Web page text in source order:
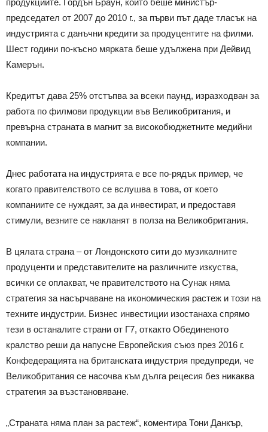
председател от 2007 до 2010 г., за първи път даде тласък на
индустрията с данъчни кредити за продуцентите на филми.
Шест години по-късно мярката беше удължена при Дейвид
Камерън.
Кредитът дава 25% отстъпва за всеки паунд, изразходван за
работа по филмови продукции във Великобритания, и
превърна страната в магнит за високобюджетните медийни
компании.
Днес работата на индустрията е все по-рядък пример, че
когато правителството се вслушва в това, от което
компаниите се нуждаят, за да инвестират, и предоставя
стимули, везните се накланят в полза на Великобритания.
В цялата страна – от Лондонското сити до музикалните
продуценти и представителите на различните изкуства,
всички се оплакват, че правителството на Сунак няма
стратегия за насърчаване на икономическия растеж и този на
техните индустрии. Бизнес инвестиции изостанаха спрямо
тези в останалите страни от Г7, откакто Обединеното
кралство реши да напусне Европейския съюз през 2016 г.
Конфедерацията на британската индустрия предупреди, че
Великобритания се насочва към дълга рецесия без никаква
стратегия за възстановяване.
„Страната няма план за растеж“, коментира Тони Данкър,